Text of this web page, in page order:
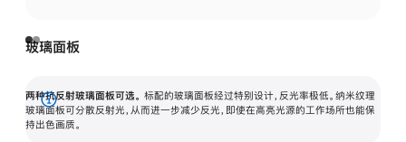
玻璃面板
两种抗反射玻璃面板可选。 标配的玻璃面板经过特别设计，反光率极低。纳米纹理
玻璃面板可分散反射光，从而进一步减少反光，即使在高亮光源的工作场所也能保
持出色画质。
展
开